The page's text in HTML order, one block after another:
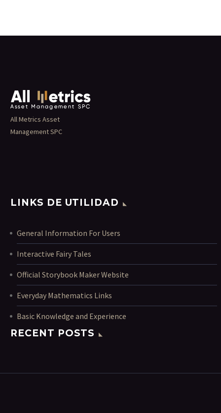
All Metrics Asset
Management SPC
LINKS DE UTILIDAD
General Information For Users
Interactive Fairy Tales
Official Storybook Maker Website
Everyday Mathematics Links
Basic Knowledge and Experience
RECENT POSTS